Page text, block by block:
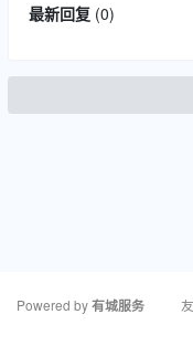
最新回复(0)
Powered by有城服务